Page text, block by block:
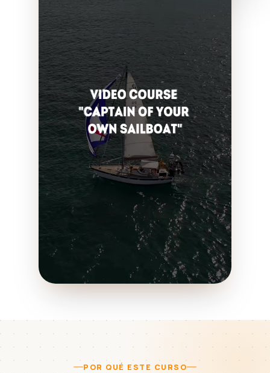
POR QUÉ ESTE CURSO